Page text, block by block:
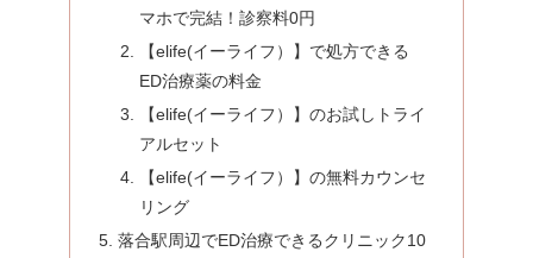
マホで完結！診察料0円
【elife(イーライフ）】で処方できる
ED治療薬の料金
【elife(イーライフ）】のお試しトライ
アルセット
【elife(イーライフ）】の無料カウンセ
リング
落合駅周辺でED治療できるクリニック10